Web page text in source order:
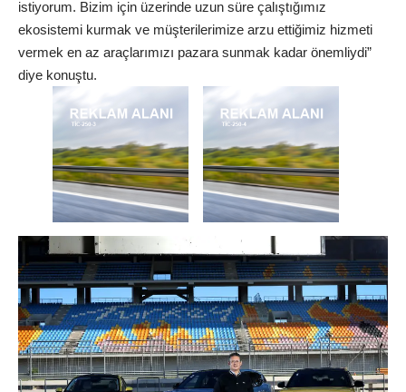
istiyorum. Bizim için üzerinde uzun süre çalıştığımız
ekosistemi kurmak ve müşterilerimize arzu ettiğimiz hizmeti
vermek en az araçlarımızı pazara sunmak kadar önemliydi”
diye konuştu.